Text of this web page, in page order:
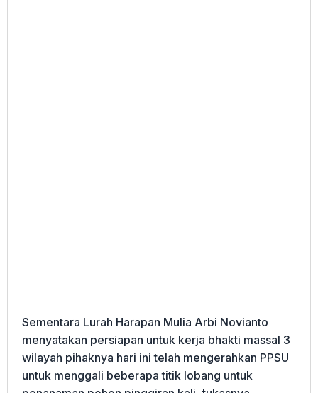
Sementara Lurah Harapan Mulia Arbi Novianto
menyatakan persiapan untuk kerja bhakti massal 3
wilayah pihaknya hari ini telah mengerahkan PPSU
untuk menggali beberapa titik lobang untuk